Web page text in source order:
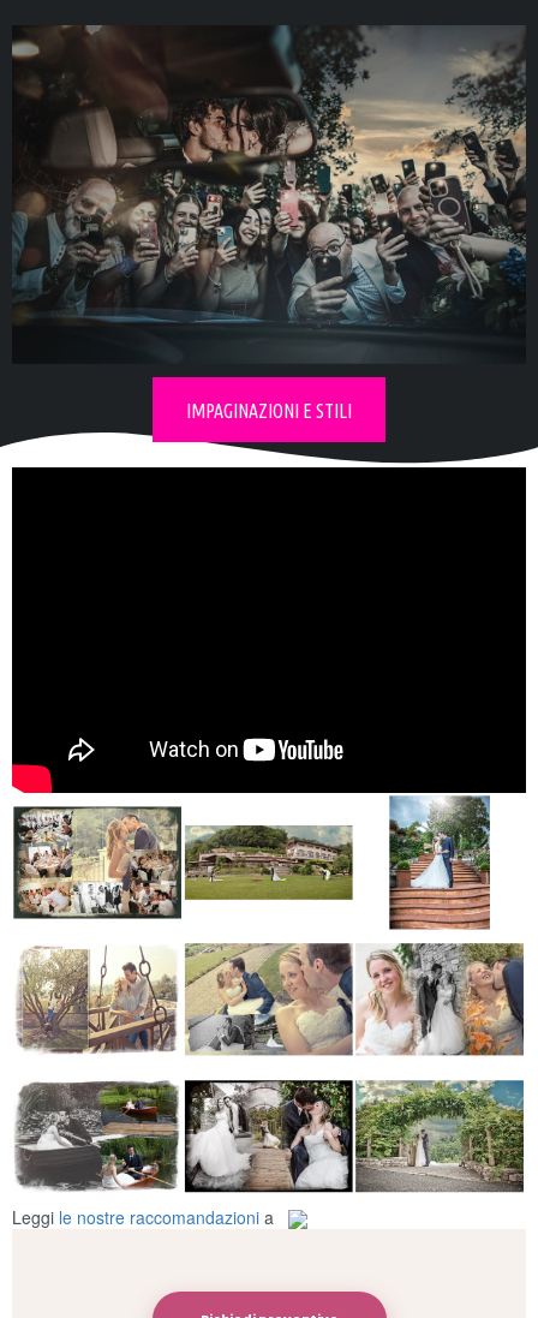
Esplora lacollezione d'album
IMPAGINAZIONI E STILI
Leggi le nostre raccomandazioni a